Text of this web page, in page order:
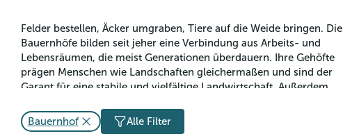
Felder bestellen, Äcker umgraben, Tiere auf die Weide bringen. Die
Bauernhöfe bilden seit jeher eine Verbindung aus Arbeits- und
Lebensräumen, die meist Generationen überdauern. Ihre Gehöfte
prägen Menschen wie Landschaften gleichermaßen und sind der
Garant für eine stabile und vielfältige Landwirtschaft. Außerdem
Landwirtschaft von morgen gestaltet wird.
Bauernhof Alle Filter